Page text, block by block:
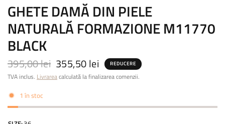
GHETE DAMĂ DIN PIELE
NATURALĂ FORMAZIONE M11770
BLACK
395,00 lei 355,50 lei REDUCERE
TVA inclus. Livrareacalculată la finalizarea comenzii.
1 în stoc